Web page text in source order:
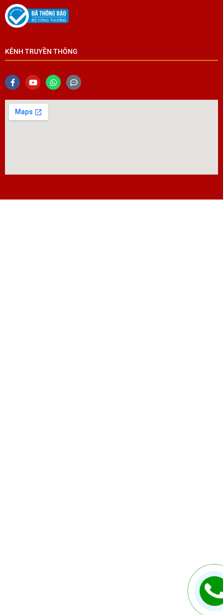
KÊNH TRUYỀN THÔNG